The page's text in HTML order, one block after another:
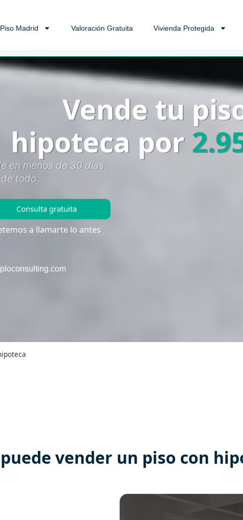
Madrid Valoración Gratuita Vivienda Protegida
Vende tu
hipoteca por
en menos de 30 días.
todo.
Consulta gratuita
a llamarte lo antes
puede vender un piso con